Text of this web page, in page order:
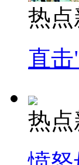
热点
直
热点